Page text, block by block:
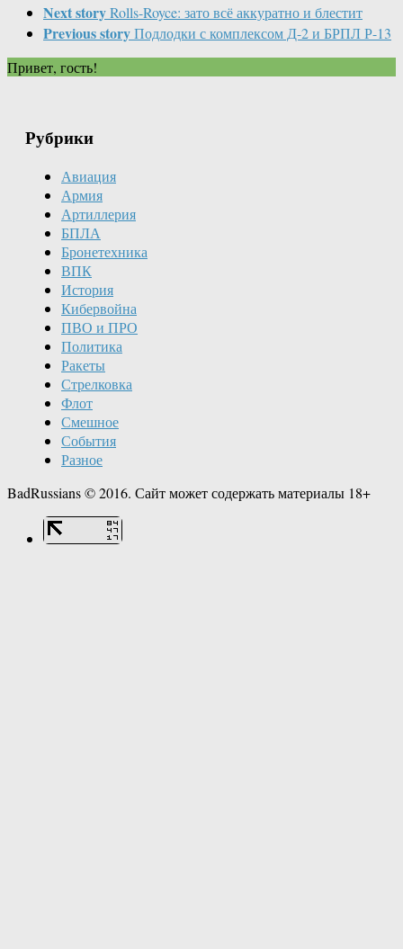
Next storyRolls-Royce: зато всё аккуратно и блестит
Previous storyПодлодки с комплексом Д-2 и БРПЛ Р-13
Привет, гость!
Рубрики
Авиация
Армия
Артиллерия
БПЛА
Бронетехника
ВПК
История
Кибервойна
ПВО и ПРО
Политика
Ракеты
Стрелковка
Флот
Смешное
События
Разное
BadRussians © 2016. Сайт может содержать материалы 18+